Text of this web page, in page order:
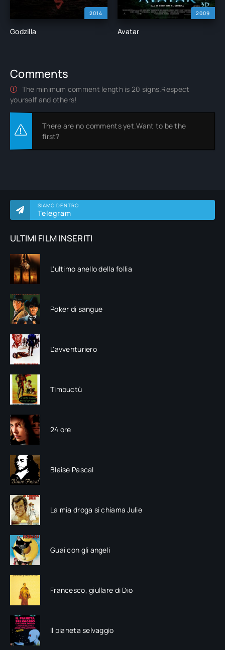
SIAMO DENTRO
Telegram
ULTIMI FILM INSERITI
L'ultimo anello della follia
Poker di sangue
L'avventuriero
Timbuctù
24 ore
Blaise Pascal
La mia droga si chiama Julie
Guai con gli angeli
Francesco, giullare di Dio
Il pianeta selvaggio
2014
Godzilla
2009
Avatar
Comments
The minimum comment length is 20 signs.Respect
yourself and others!
There are no comments yet.Want to be the
first?